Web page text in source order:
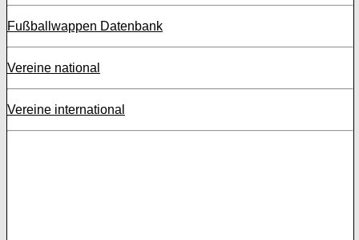
Fußballwappen Datenbank
Vereine national
Vereine international